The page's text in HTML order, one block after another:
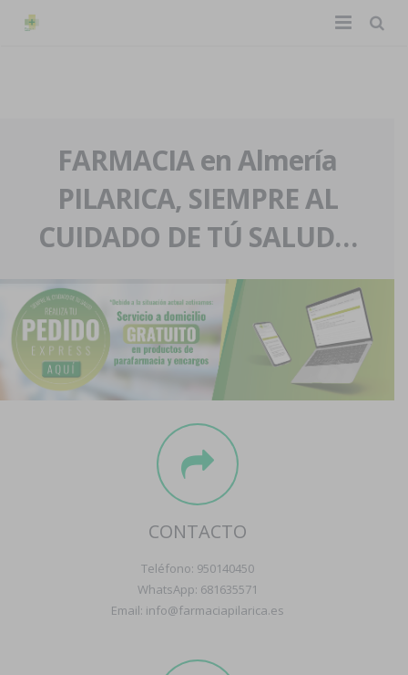
La farmacia
Nuestra historia
Nuestro equipo
Eventos
Servicios y reservas
Pedidos express
Blog
Contacto
Boletín
FARMACIA en Almería
PILARICA, SIEMPRE AL
CUIDADO DE TÚ SALUD…
CONTACTO
Teléfono: 950140450
WhatsApp: 681635571
Email: info@farmaciapilarica.es